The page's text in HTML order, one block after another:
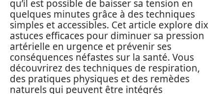
qu’il est possible de baisser sa tension en
quelques minutes grâce à des techniques
simples et accessibles. Cet article explore dix
astuces efficaces pour diminuer sa pression
artérielle en urgence et prévenir ses
conséquences néfastes sur la santé. Vous
découvrirez des techniques de respiration,
des pratiques physiques et des remèdes
naturels qui peuvent être intégrés